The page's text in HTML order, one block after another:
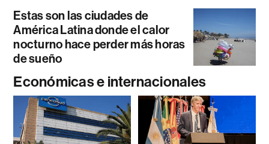
Estas son las ciudades de
América Latina donde el calor
nocturno hace perder más horas
de sueño
Económicas e internacionales